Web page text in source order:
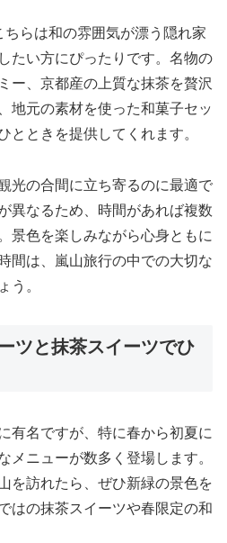
らは和の雰囲気が漂う隠れ家
たい方にぴったりです。名物の
ー、京都産の上質な抹茶を贅沢
地元の素材を使った和菓子セッ
とときを提供してくれます。
光の合間に立ち寄るのに最適で
異なるため、時間があれば複数
景色を楽しみながら心身ともに
間は、嵐山旅行の中での大切な
う。
ツと抹茶スイーツでひ
有名ですが、特に春から初夏に
メニューが数多く登場します。
を訪れたら、ぜひ新緑の景色を
はの抹茶スイーツや春限定の和